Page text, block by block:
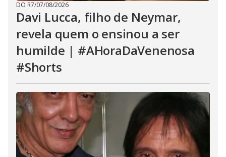
DO R7/07/08/2026
Davi Lucca, filho de Neymar,
revela quem o ensinou a ser
humilde | #AHoraDaVenenosa
#Shorts